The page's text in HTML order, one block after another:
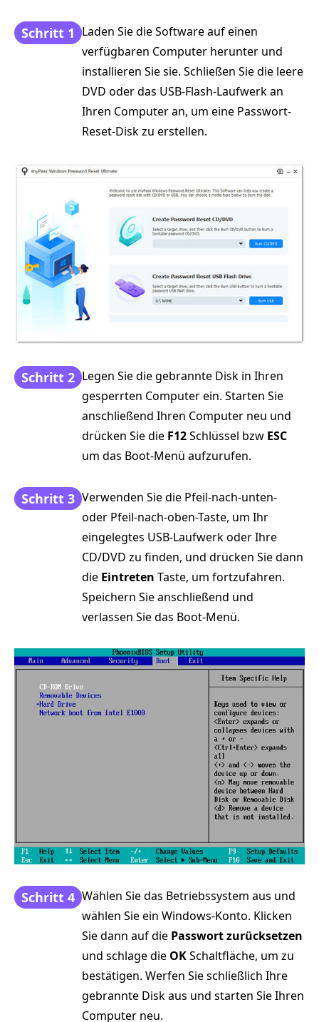
Schritt 1 Laden Sie die Software auf einen
verfügbaren Computer herunter und
installieren Sie sie. Schließen Sie die leere
DVD oder das USB-Flash-Laufwerk an
Ihren Computer an, um eine Passwort-
Reset-Disk zu erstellen.
Schritt 2 Legen Sie die gebrannte Disk in Ihren
gesperrten Computer ein. Starten Sie
anschließend Ihren Computer neu und
drücken Sie die F12Schlüssel bzw ESC
um das Boot-Menü aufzurufen.
Schritt 3 Verwenden Sie die Pfeil-nach-unten-
oder Pfeil-nach-oben-Taste, um Ihr
eingelegtes USB-Laufwerk oder Ihre
CD/DVD zu finden, und drücken Sie dann
die Eintreten Taste, um fortzufahren.
Speichern Sie anschließend und
verlassen Sie das Boot-Menü.
Schritt 4 Wählen Sie das Betriebssystem aus und
wählen Sie ein Windows-Konto. Klicken
Sie dann auf die Passwort zurücksetzen
und schlage die OKSchaltfläche, um zu
bestätigen. Werfen Sie schließlich Ihre
gebrannte Disk aus und starten Sie Ihren
Computer neu.